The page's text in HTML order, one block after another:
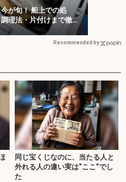
が旬！ 船上での処
理法・片付けまで徹底
Recommended by
同じ宝くじなのに、当たる人と
外れる人の違い実は“ここ”でし
た